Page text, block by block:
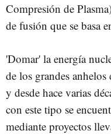
Compresión de
de fusión que se basa
'Domar' la energía
de los grandes
y desde hace varias
con este tipo se
mediante proyectos